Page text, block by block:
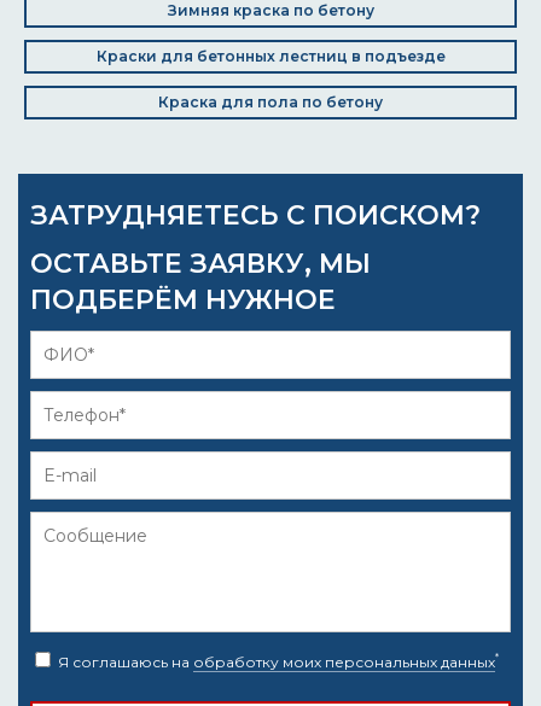
Зимняя краска по бетону
Краски для бетонных лестниц в подъезде
Краска для пола по бетону
ЗАТРУДНЯЕТЕСЬ С ПОИСКОМ?
ОСТАВЬТЕ ЗАЯВКУ, МЫ
ПОДБЕРЁМ НУЖНОЕ
Я соглашаюсь на обработку моих персональных данных*